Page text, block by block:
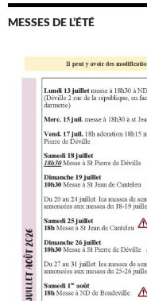
MESSES DE L’ÉTÉ